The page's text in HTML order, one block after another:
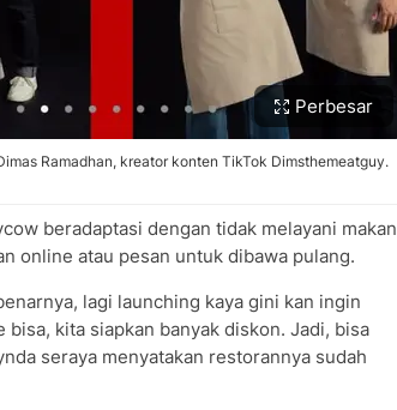
Perbesar
Ramadhan, kreator konten TikTok Dimsthemeatguy.
beradaptasi dengan tidak melayani makan
online atau pesan untuk dibawa pulang.
lagi launching kaya gini kan ingin
kita siapkan banyak diskon. Jadi, bisa
seraya menyatakan restorannya sudah